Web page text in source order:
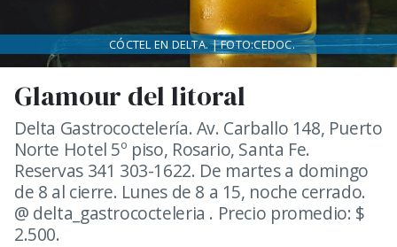
Glamour del litoral
Delta Gastrococtelería. Av. Carballo 148, Puerto
Norte Hotel 5º piso, Rosario, Santa Fe.
Reservas 341 303-1622. De martes a domingo
de 8 al cierre. Lunes de 8 a 15, noche cerrado.
@ delta_gastrococteleria . Precio promedio: $
2.500.
CÓCTEL EN DELTA. | FOTO:CEDOC.